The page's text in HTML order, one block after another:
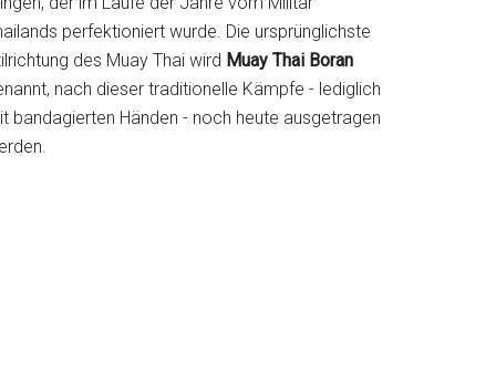
perfektioniert wurde. Die ursprünglichste
des Muay Thai wird Muay Thai Boran
nach dieser traditionelle Kämpfe - lediglich
bandagierten Händen - noch heute ausgetragen